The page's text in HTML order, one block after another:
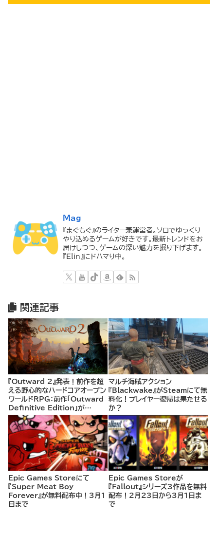
Mag
『まぐもぐ』のライター兼運営者。ソロでゆっくり
やり込めるゲームが好きです。最新トレンドをお
届けしつつ、ゲームの深い魅力を掘り下げます。
『Elin』にドハマり中。
関連記事
『Outward 2』発表！前作を超
える野心的なハードコアオープン
ワールドRPG：前作「Outward
Definitive Edition」が
85%OFFで販売中
マルチ海賊アクション
『Blackwake』がSteamにて無
料化！プレイヤー復帰は果たせる
か？
Epic Games Storeにて
『Super Meat Boy
Forever』が無料配布中！3月1
日まで
Epic Games Storeが
『Fallout』シリーズ3作品を無料
配布！2月23日から3月1日ま
で